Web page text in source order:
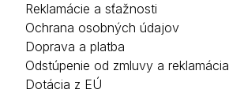
Reklamácie a sťažnosti
Ochrana osobných údajov
Doprava a platba
Odstúpenie od zmluvy a reklamácia
Dotácia z EÚ